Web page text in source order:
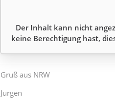
Der Inhalt kann nicht
keine Berechtigung hast,
Gruß aus NRW
Jürgen